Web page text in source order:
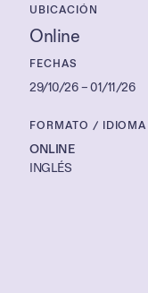
UBICACIÓN
Online
FECHAS
29/10/26 –01/11/26
FORMATO / IDIOMA
ONLINE
INGLÉS